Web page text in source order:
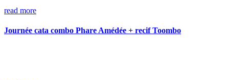
read more
Journée cata combo Phare Amédée + recif Toombo